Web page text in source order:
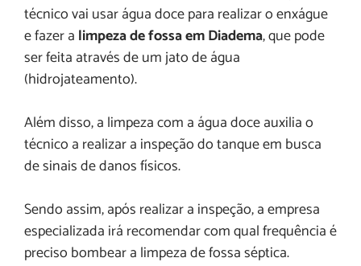
técnico vai usar água doce para realizar o enxágue
e fazer a limpeza de fossa em Diadema, que pode
ser feita através de um jato de água
(hidrojateamento).
Além disso, a limpeza com a água doce auxilia o
técnico a realizar a inspeção do tanque em busca
de sinais de danos físicos.
Sendo assim, após realizar a inspeção, a empresa
especializada irá recomendar com qual frequência é
preciso bombear a limpeza de fossa séptica.